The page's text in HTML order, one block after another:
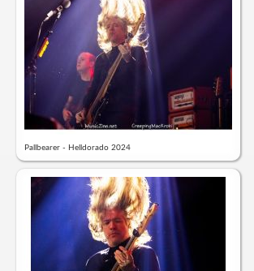
Pallbearer - Helldorado 2024